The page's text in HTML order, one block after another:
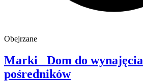
Obejrzane
Marki Dom do wynajęcia
pośredników